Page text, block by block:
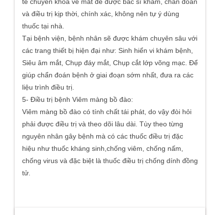
và điều trị kịp thời, chính xác, không nên tự ý dùng
thuốc tại nhà.
Tại bệnh viện, bệnh nhân sẽ được khám chuyên sâu với
các trang thiết bị hiện đại như: Sinh hiển vi khám bệnh,
Siêu âm mắt, Chụp đáy mắt, Chụp cắt lớp võng mạc. Để
giúp chẩn đoán bệnh ở giai đoạn sớm nhất, đưa ra các
liệu trình điều trị.
5- Điều trị bệnh Viêm màng bồ đào:
Viêm màng bồ đào có tính chất tái phát, do vậy đòi hỏi
phải được điều trị và theo dõi lâu dài. Tùy theo từng
nguyên nhân gây bệnh mà có các thuốc điều trị đặc
hiệu như thuốc kháng sinh,chống viêm, chống nấm,
chống virus và đặc biệt là thuốc điều trị chống dính đồng
tử.